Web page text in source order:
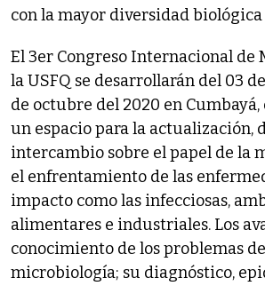
con la mayor diversidad
El 3er Congreso Internacional de
la USFQ se desarrollarán del 03
de octubre del 2020 en
un espacio para la actualización,
intercambio sobre el papel de la
el enfrentamiento de las
impacto como las infecciosas,
alimentares e industriales. Los
conocimiento de los problemas
microbiología; su diagnóstico,